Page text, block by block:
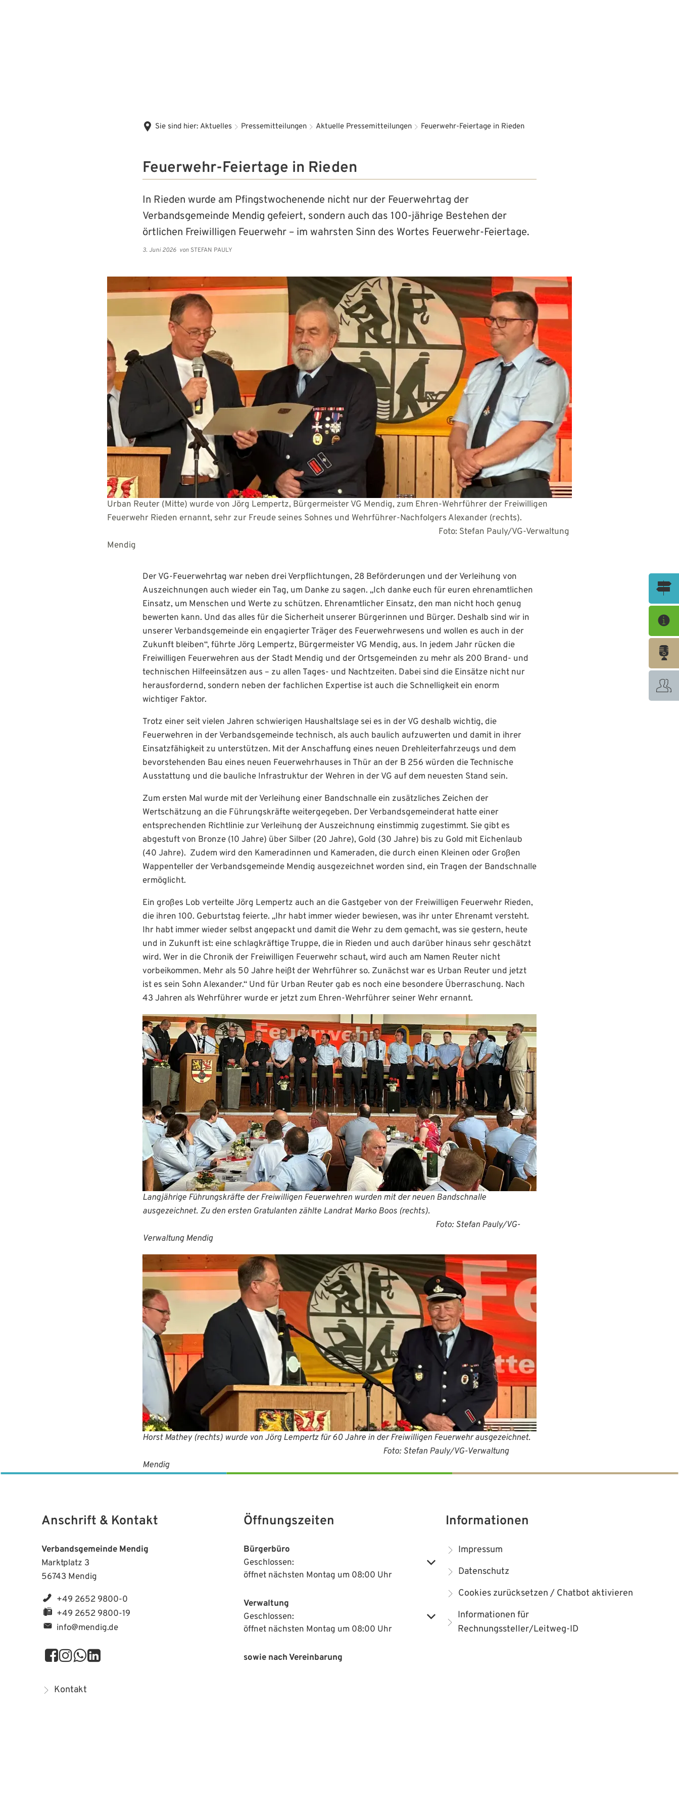
Sie sind hier: Aktuelles Pressemitteilungen Aktuelle Pressemitteilungen Feuerwehr-Feiertage in Rieden
Feuerwehr-Feiertage in Rieden
In Rieden wurde am Pfingstwochenende nicht nur der Feuerwehrtag der
Verbandsgemeinde Mendig gefeiert, sondern auch das 100-jährige Bestehen der
örtlichen Freiwilligen Feuerwehr – im wahrsten Sinn des Wortes Feuerwehr-Feiertage.
3. Juni 2026 von STEFAN PAULY
Urban Reuter (Mitte) wurde von Jörg Lempertz, Bürgermeister VG Mendig, zum Ehren-Wehrführer der Freiwilligen
Feuerwehr Rieden ernannt, sehr zur Freude seines Sohnes und Wehrführer-Nachfolgers Alexander (rechts).
Foto: Stefan Pauly/VG-Verwaltung
Mendig
Der VG-Feuerwehrtag war neben drei Verpflichtungen, 28 Beförderungen und der Verleihung von
Auszeichnungen auch wieder ein Tag, um Danke zu sagen. „Ich danke euch für euren ehrenamtlichen
Einsatz, um Menschen und Werte zu schützen. Ehrenamtlicher Einsatz, den man nicht hoch genug
bewerten kann. Und das alles für die Sicherheit unserer Bürgerinnen und Bürger. Deshalb sind wir in
unserer Verbandsgemeinde ein engagierter Träger des Feuerwehrwesens und wollen es auch in der
Zukunft bleiben“, führte Jörg Lempertz, Bürgermeister VG Mendig, aus. In jedem Jahr rücken die
Freiwilligen Feuerwehren aus der Stadt Mendig und der Ortsgemeinden zu mehr als 200 Brand- und
technischen Hilfeeinsätzen aus – zu allen Tages- und Nachtzeiten. Dabei sind die Einsätze nicht nur
herausfordernd, sondern neben der fachlichen Expertise ist auch die Schnelligkeit ein enorm
wichtiger Faktor.
Trotz einer seit vielen Jahren schwierigen Haushaltslage sei es in der VG deshalb wichtig, die
Feuerwehren in der Verbandsgemeinde technisch, als auch baulich aufzuwerten und damit in ihrer
Einsatzfähigkeit zu unterstützen. Mit der Anschaffung eines neuen Drehleiterfahrzeugs und dem
bevorstehenden Bau eines neuen Feuerwehrhauses in Thür an der B 256 würden die Technische
Ausstattung und die bauliche Infrastruktur der Wehren in der VG auf dem neuesten Stand sein.
Zum ersten Mal wurde mit der Verleihung einer Bandschnalle ein zusätzliches Zeichen der
Wertschätzung an die Führungskräfte weitergegeben. Der Verbandsgemeinderat hatte einer
entsprechenden Richtlinie zur Verleihung der Auszeichnung einstimmig zugestimmt. Sie gibt es
abgestuft von Bronze (10 Jahre) über Silber (20 Jahre), Gold (30 Jahre) bis zu Gold mit Eichenlaub
(40 Jahre). Zudem wird den Kameradinnen und Kameraden, die durch einen Kleinen oder Großen
Wappenteller der Verbandsgemeinde Mendig ausgezeichnet worden sind, ein Tragen der Bandschnalle
ermöglicht.
Ein großes Lob verteilte Jörg Lempertz auch an die Gastgeber von der Freiwilligen Feuerwehr Rieden,
die ihren 100. Geburtstag feierte. „Ihr habt immer wieder bewiesen, was ihr unter Ehrenamt versteht.
Ihr habt immer wieder selbst angepackt und damit die Wehr zu dem gemacht, was sie gestern, heute
und in Zukunft ist: eine schlagkräftige Truppe, die in Rieden und auch darüber hinaus sehr geschätzt
wird. Wer in die Chronik der Freiwilligen Feuerwehr schaut, wird auch am Namen Reuter nicht
vorbeikommen. Mehr als 50 Jahre heißt der Wehrführer so. Zunächst war es Urban Reuter und jetzt
ist es sein Sohn Alexander.“ Und für Urban Reuter gab es noch eine besondere Überraschung. Nach
43 Jahren als Wehrführer wurde er jetzt zum Ehren-Wehrführer seiner Wehr ernannt.
Langjährige Führungskräfte der Freiwilligen Feuerwehren wurden mit der neuen Bandschnalle
ausgezeichnet. Zu den ersten Gratulanten zählte Landrat Marko Boos (rechts).
Foto: Stefan Pauly/VG-
Verwaltung Mendig
Horst Mathey (rechts) wurde von Jörg Lempertz für 60 Jahre in der Freiwilligen Feuerwehr ausgezeichnet.
Foto: Stefan Pauly/VG-Verwaltung
Mendig
Anschrift & Kontakt
Verbandsgemeinde Mendig
Marktplatz 3
56743 Mendig
+49 2652 9800-0
+49 2652 9800-19
info@mendig.de
Kontakt
Öffnungszeiten
Bürgerbüro
Klicken, um weitere Öffnungs- oder Schließzeiten auszublenden
Geschlossen:
öffnet nächsten Montag um 08:00 Uhr
Verwaltung
Klicken, um weitere Öffnungs- oder Schließzeiten auszublenden
Geschlossen:
öffnet nächsten Montag um 08:00 Uhr
sowie nach Vereinbarung
Informationen
Impressum
Datenschutz
Cookies zurücksetzen / Chatbot aktivieren
Informationen für
Rechnungssteller/Leitweg-ID